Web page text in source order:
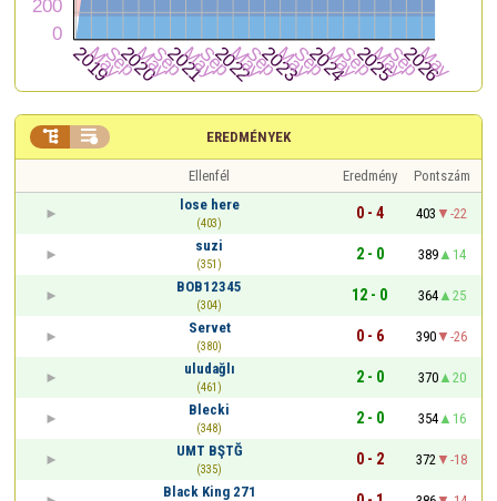
EREDMÉNYEK
 
Ellenfél Eredmény
Pontszám
lose here
(403)
0 - 4 403
-22
suzi
(351)
2 - 0 389
14
BOB12345
(304)
12 - 0 364
25
Servet
(380)
0 - 6 390
-26
uludağlı
(461)
2 - 0 370
20
Blecki
(348)
2 - 0 354
16
UMT BŞTĞ
(335)
0 - 2 372
-18
Black King 271